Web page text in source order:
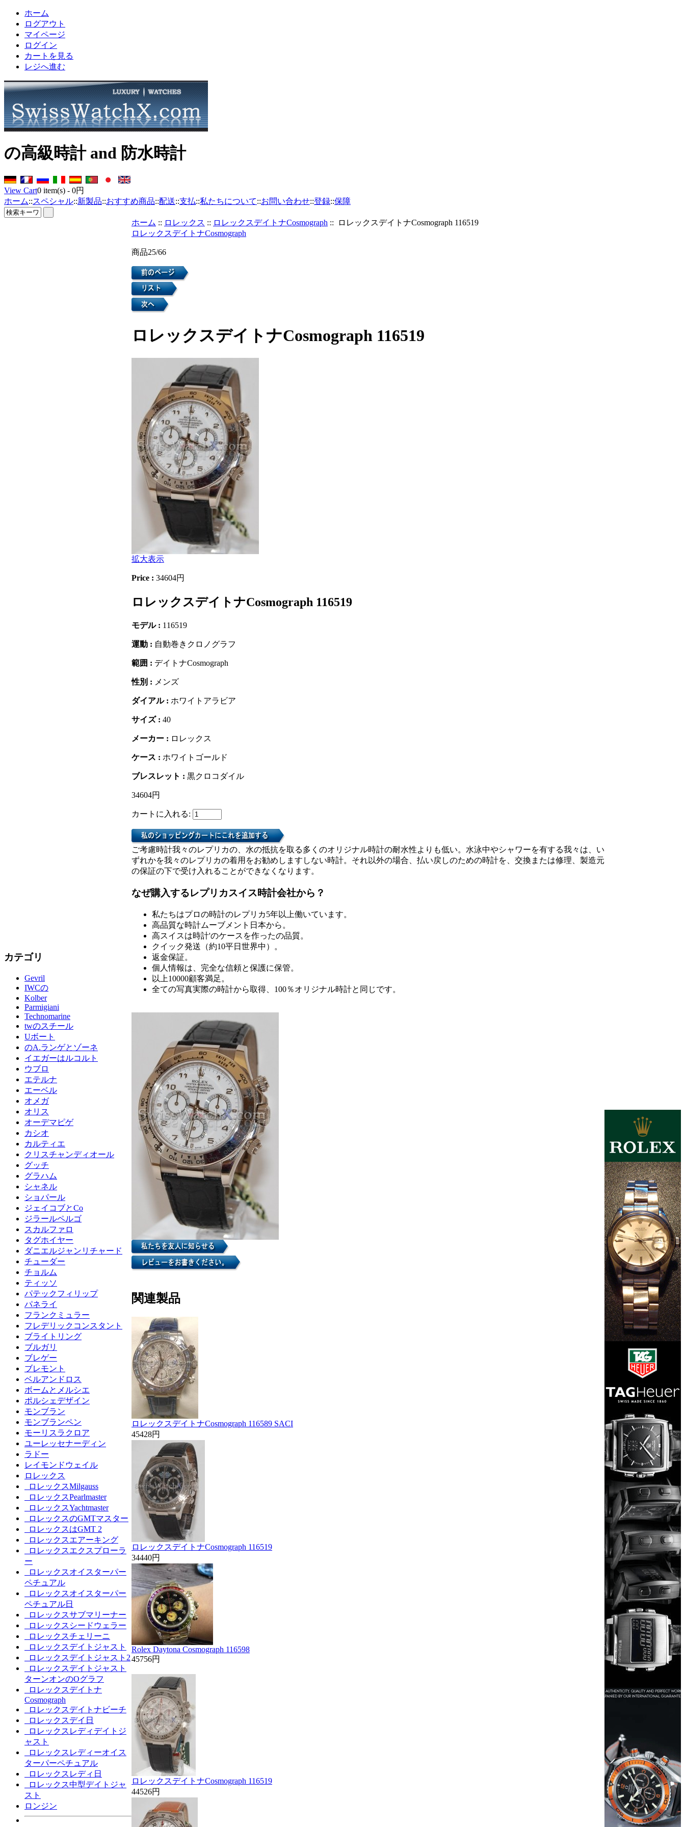
ホーム
ログアウト
マイページ
ログイン
カートを見る
レジへ進む
の高級時計 and 防水時計
View Cart0 item(s) - 0円
ホーム::スペシャル::新製品::おすすめ商品::配送::支払::私たちについて::お問い合わせ::登録::保障
カテゴリ
Gevril
IWCの
Kolber
Parmigiani
Technomarine
twのスチール
Uボート
のA.ランゲとゾーネ
イエガーはルコルト
ウブロ
エテルナ
エーベル
オメガ
オリス
オーデマピゲ
カシオ
カルティエ
クリスチャンディオール
グッチ
グラハム
シャネル
ショパール
ジェイコブとCo
ジラールペルゴ
スカルファロ
タグホイヤー
ダニエルジャンリチャード
チューダー
チョルム
ティッソ
パテックフィリップ
パネライ
フランクミュラー
フレデリックコンスタント
ブライトリング
ブルガリ
ブレゲー
ブレモント
ベルアンドロス
ボームとメルシエ
ポルシェデザイン
モンブラン
モンブランペン
モーリスラクロア
ユーレッセナーディン
ラドー
レイモンドウェイル
ロレックス
ロレックスMilgauss
ロレックスPearlmaster
ロレックスYachtmaster
ロレックスのGMTマスター
ロレックスはGMT 2
ロレックスエアーキング
ロレックスエクスプローラ
ー
ロレックスオイスターパー
ペチュアル
ロレックスオイスターパー
ペチュアル日
ロレックスサブマリーナー
ロレックスシードウェラー
ロレックスチェリーニ
ロレックスデイトジャスト
ロレックスデイトジャスト2
ロレックスデイトジャスト
ターンオンのOグラフ
ロレックスデイトナ
Cosmograph
ロレックスデイトナビーチ
ロレックスデイ日
ロレックスレディデイトジ
ャスト
ロレックスレディーオイス
ターパーペチュアル
ロレックスレディ日
ロレックス中型デイトジャ
スト
ロンジン
ホーム :: ロレックス :: ロレックスデイトナCosmograph :: ロレックスデイトナCosmograph 116519
ロレックスデイトナCosmograph
商品25/66
ロレックスデイトナCosmograph 116519
拡大表示
Price : 34604円
ロレックスデイトナCosmograph 116519
モデル : 116519
運動 : 自動巻きクロノグラフ
範囲 : デイトナCosmograph
性別 : メンズ
ダイアル : ホワイトアラビア
サイズ : 40
メーカー : ロレックス
ケース : ホワイトゴールド
ブレスレット : 黒クロコダイル
34604円
カートに入れる:
ご考慮時計我々のレプリカの、水の抵抗を取る多くのオリジナル時計の耐水性よりも低い。水泳中やシャワーを有する我々は、い
ずれかを我々のレプリカの着用をお勧めしますしない時計。それ以外の場合、払い戻しのための時計を、交換または修理、製造元
の保証の下で受け入れることができなくなります。
なぜ購入するレプリカスイス時計会社から？
私たちはプロの時計のレプリカ5年以上働いています。
高品質な時計ムーブメント日本から。
高スイスは時計'のケースを作ったの品質。
クイック発送（約10平日世界中）。
返金保証。
個人情報は、完全な信頼と保護に保管。
以上10000顧客満足。
全ての写真実際の時計から取得、100％オリジナル時計と同じです。
関連製品
ロレックスデイトナCosmograph 116589 SACI
45428円
ロレックスデイトナCosmograph 116519
34440円
Rolex Daytona Cosmograph 116598
45756円
ロレックスデイトナCosmograph 116519
44526円